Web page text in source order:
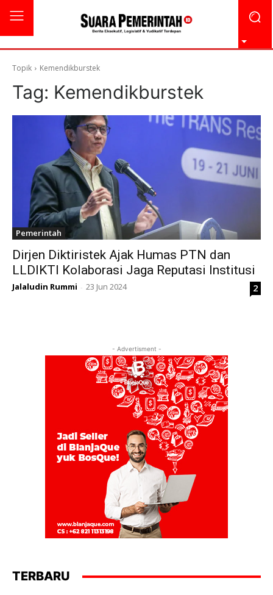
Topik Kemendikburstek
Tag: Kemendikburstek
Pemerintah
Dirjen Diktiristek Ajak Humas PTN dan
LLDIKTI Kolaborasi Jaga Reputasi Institusi
Jalaludin Rummi - 23 Jun 2024 2
- Advertisment -
TERBARU